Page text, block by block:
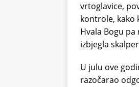
vrtoglavice,
kontrole, kako
Hvala Bogu
izbjegla
U julu ove
razočarao